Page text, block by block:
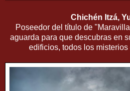
Chichén Itzá,
Poseedor del título de
aguarda para que descubras en
edificios, todos los